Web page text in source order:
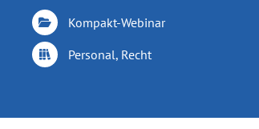
Kompakt-Webinar
Personal, Recht